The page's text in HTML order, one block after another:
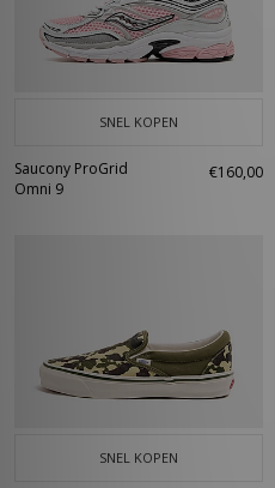
SNEL KOPEN
Saucony ProGrid
Omni 9
€160,00
SNEL KOPEN